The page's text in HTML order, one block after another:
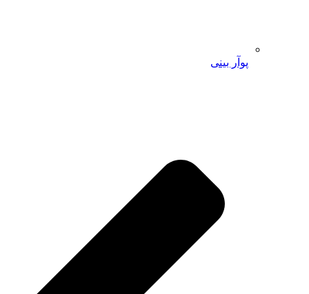
پوآر بینی